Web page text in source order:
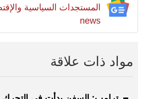
news
مواد ذات علاقة